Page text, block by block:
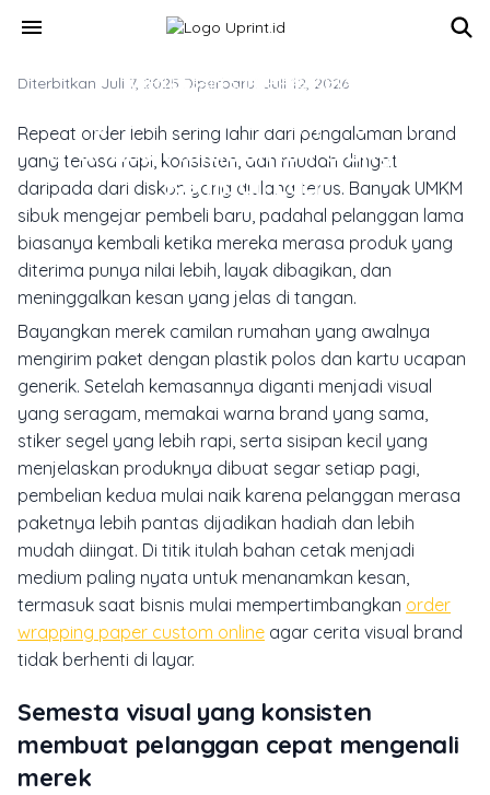
menu
TREN DESAIN & INSPIRASI CETAK
Mengapa Order Wrapping Paper
Branded Membantu Pelanggan
Kembali Lagi
Diterbitkan Juli 7, 2025 Diperbarui Juli 12, 2026
Repeat order lebih sering lahir dari pengalaman brand
yang terasa rapi, konsisten, dan mudah diingat
daripada dari diskon yang diulang terus. Banyak UMKM
sibuk mengejar pembeli baru, padahal pelanggan lama
biasanya kembali ketika mereka merasa produk yang
diterima punya nilai lebih, layak dibagikan, dan
meninggalkan kesan yang jelas di tangan.
Bayangkan merek camilan rumahan yang awalnya
mengirim paket dengan plastik polos dan kartu ucapan
generik. Setelah kemasannya diganti menjadi visual
yang seragam, memakai warna brand yang sama,
stiker segel yang lebih rapi, serta sisipan kecil yang
menjelaskan produknya dibuat segar setiap pagi,
pembelian kedua mulai naik karena pelanggan merasa
paketnya lebih pantas dijadikan hadiah dan lebih
mudah diingat. Di titik itulah bahan cetak menjadi
medium paling nyata untuk menanamkan kesan,
termasuk saat bisnis mulai mempertimbangkan order
wrapping paper custom online agar cerita visual brand
tidak berhenti di layar.
Semesta visual yang konsisten
membuat pelanggan cepat mengenali
merek